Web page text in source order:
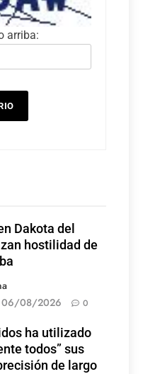
arriba:
Dakota del
hostilidad de
06/08/2026 0
ha utilizado
todos” sus
de largo